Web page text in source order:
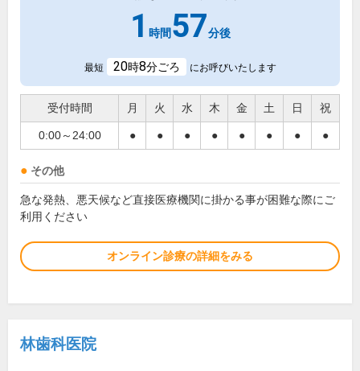
1 時間57分後
最短 20時8分ごろ にお呼びいたします
受付時間 月 火 水 木 金 土 日 祝
0:00～24:00 ● ● ● ● ● ● ● ●
その他
急な発熱、悪天候など直接医療機関に掛かる事が困難な際にご
利用ください
オンライン診療の詳細をみる
林歯科医院